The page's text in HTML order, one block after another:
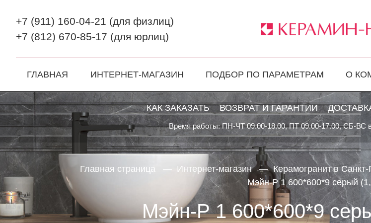
+7 (911) 160-04-21 (для физлиц)
+7 (812) 670-85-17 (для юрлиц)
ГЛАВНАЯ ИНТЕРНЕТ-МАГАЗИН ПОДБОР ПО ПАРАМЕТРАМ О
КАК ЗАКАЗАТЬ ВОЗВРАТ И ГАРАНТИИ
Время работы: ПН-ЧТ 09.00-18.00, ПТ 09.00-17.00, СБ-ВС
Главная страница Интернет-магазин Керамогранит в Санкт-
Мэйн-Р 1 600*600*9 серый
Мэйн-Р 1 600*600*9